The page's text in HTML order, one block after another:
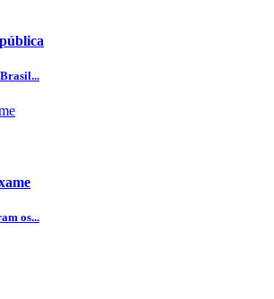
os...